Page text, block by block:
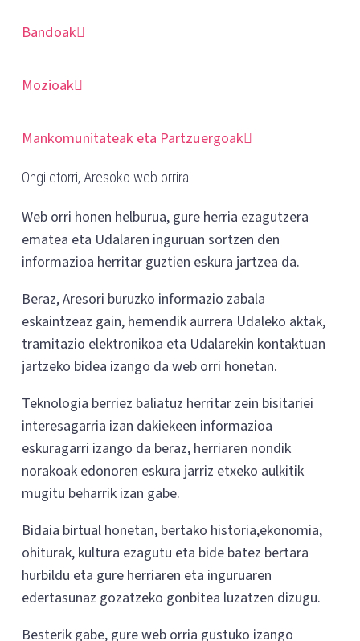
Bandoak
Mozioak
Mankomunitateak eta Partzuergoak
Ongi etorri, Aresoko web orrira!
Web orri honen helburua, gure herria ezagutzera
ematea eta Udalaren inguruan sortzen den
informazioa herritar guztien eskura jartzea da.
Beraz, Aresori buruzko informazio zabala
eskaintzeaz gain, hemendik aurrera Udaleko aktak,
tramitazio elektronikoa eta Udalarekin kontaktuan
jartzeko bidea izango da web orri honetan.
Teknologia berriez baliatuz herritar zein bisitariei
interesagarria izan dakiekeen informazioa
eskuragarri izango da beraz, herriaren nondik
norakoak edonoren eskura jarriz etxeko aulkitik
mugitu beharrik izan gabe.
Bidaia birtual honetan, bertako historia,ekonomia,
ohiturak, kultura ezagutu eta bide batez bertara
hurbildu eta gure herriaren eta inguruaren
edertasunaz gozatzeko gonbitea luzatzen dizugu.
Besterik gabe, gure web orria gustuko izango